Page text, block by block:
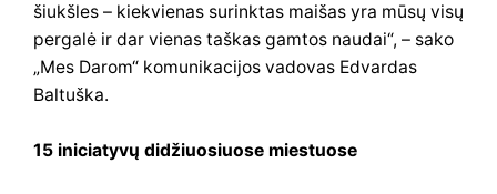
šiukšles – kiekvienas surinktas maišas yra mūsų visų
pergalė ir dar vienas taškas gamtos naudai“, – sako
„Mes Darom“ komunikacijos vadovas Edvardas
Baltuška.
15 iniciatyvų didžiuosiuose miestuose